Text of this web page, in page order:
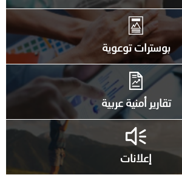
بوسترات توعوية
تقارير أمنية عربية
إعلانات